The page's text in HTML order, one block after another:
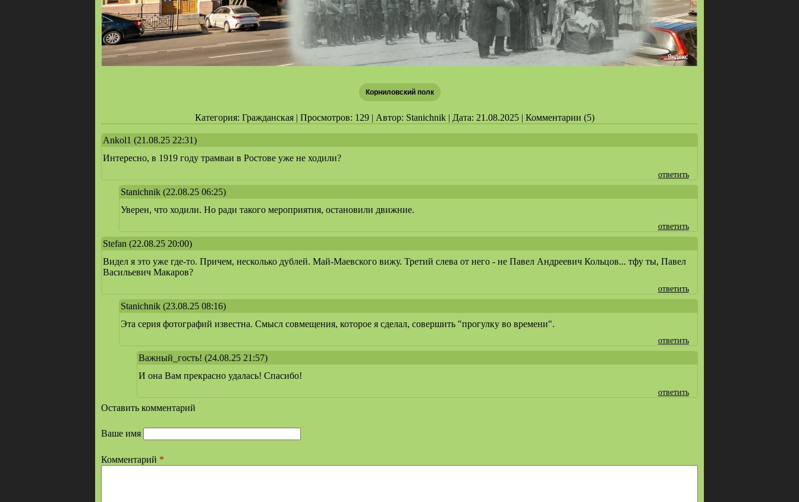
Корниловский полк
Категория: Гражданская | Просмотров: 129 | Автор: Stanichnik | Дата: 21.08.2025 | Комментарии (5)
Ankol1 (21.08.25 22:31)
Интересно, в 1919 году трамваи в Ростове уже не ходили?
ответить
Stanichnik (22.08.25 06:25)
Уверен, что ходили. Но ради такого мероприятия, остановили движние.
ответить
Stefan (22.08.25 20:00)
Видел я это уже где-то. Причем, несколько дублей. Май-Маевского вижу. Третий слева от него - не Павел Андреевич Кольцов... тфу ты, Павел
Васильевич Макаров?
ответить
Stanichnik (23.08.25 08:16)
Эта серия фотографий известна. Смысл совмещения, которое я сделал, совершить "прогулку во времени".
ответить
Важный_гость! (24.08.25 21:57)
И она Вам прекрасно удалась! Спасибо!
ответить
Оставить комментарий
Ваше имя
Комментарий *